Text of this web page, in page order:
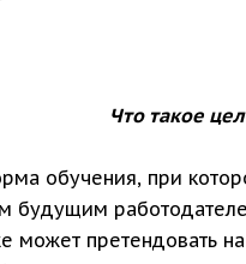
Что такое
обучения, при
будущим
может претендовать